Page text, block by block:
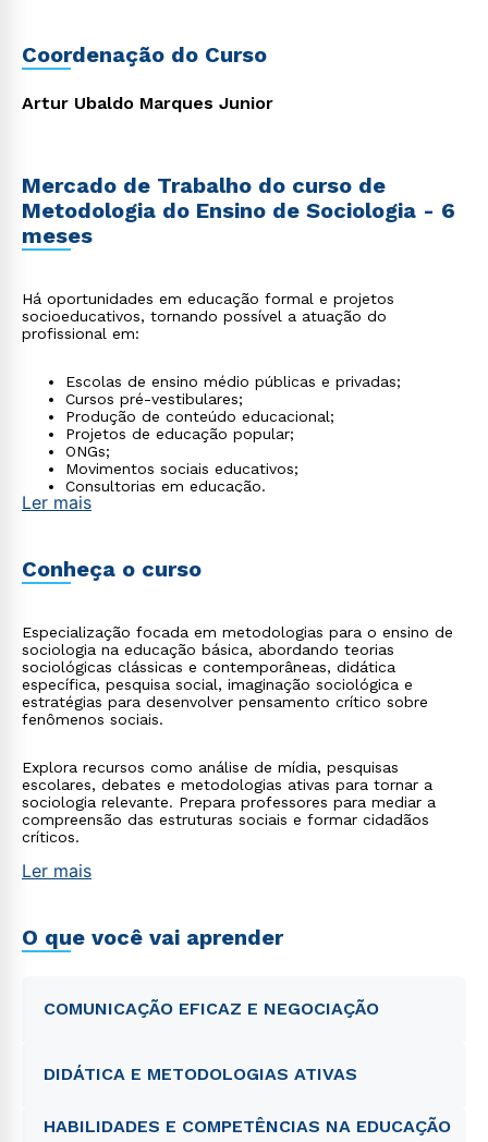
Coordenação do Curso
Artur Ubaldo Marques Junior
Mercado de Trabalho do curso de
Metodologia do Ensino de Sociologia - 6
meses
Há oportunidades em educação formal e projetos
socioeducativos, tornando possível a atuação do
profissional em:
Escolas de ensino médio públicas e privadas;
Cursos pré-vestibulares;
Produção de conteúdo educacional;
Projetos de educação popular;
ONGs;
Movimentos sociais educativos;
Consultorias em educação.
Ler mais
Conheça o curso
Especialização focada em metodologias para o ensino de
sociologia na educação básica, abordando teorias
sociológicas clássicas e contemporâneas, didática
específica, pesquisa social, imaginação sociológica e
estratégias para desenvolver pensamento crítico sobre
fenômenos sociais.
Explora recursos como análise de mídia, pesquisas
escolares, debates e metodologias ativas para tornar a
sociologia relevante. Prepara professores para mediar a
compreensão das estruturas sociais e formar cidadãos
críticos.
Ler mais
O que você vai aprender
COMUNICAÇÃO EFICAZ E NEGOCIAÇÃO
DIDÁTICA E METODOLOGIAS ATIVAS
HABILIDADES E COMPETÊNCIAS NA EDUCAÇÃO